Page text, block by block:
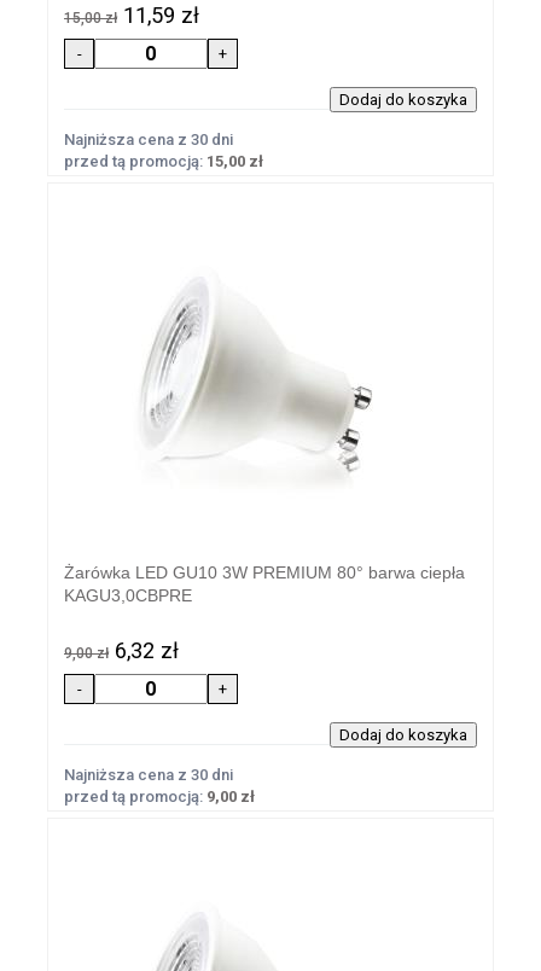
15,00 zł 11,59 zł
Najniższa cena z 30 dni
przed tą promocją: 15,00 zł
Żarówka LED GU10 3W PREMIUM 80° barwa ciepła
KAGU3,0CBPRE
9,00 zł 6,32 zł
Najniższa cena z 30 dni
przed tą promocją: 9,00 zł